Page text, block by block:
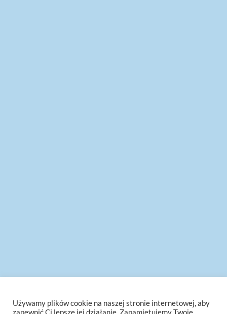
Używamy plików cookie na naszej stronie internetowej, aby
zapewnić Ci lepsze jej działanie. Zapamiętujemy Twoje